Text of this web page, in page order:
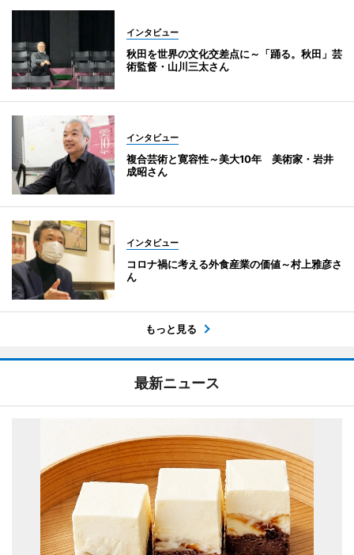
インタビュー
秋田を世界の文化交差点に～「踊る。秋田」芸
術監督・山川三太さん
インタビュー
複合芸術と寛容性～美大10年 美術家・岩井
成昭さん
インタビュー
コロナ禍に考える外食産業の価値～村上雅彦さ
ん
もっと見る
最新ニュース